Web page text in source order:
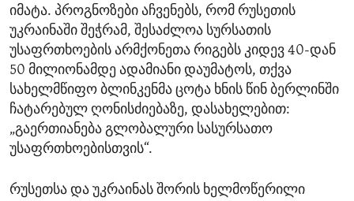
იმატა. პროგნოზები აჩვენებს, რომ რუსეთის
უკრაინაში შეჭრამ, შესაძლოა სურსათის
უსაფრთხოების არმქონეთა რიგებს კიდევ 40-დან
50 მილიონამდე ადამიანი დაუმატოს, თქვა
სახელმწიფო ბლინკენმა ცოტა ხნის წინ ბერლინში
ჩატარებულ ღონისძიებაზე, დასახელებით:
„გაერთიანება გლობალური სასურსათო
უსაფრთხოებისთვის“.
რუსეთსა და უკრაინას შორის ხელმოწერილი